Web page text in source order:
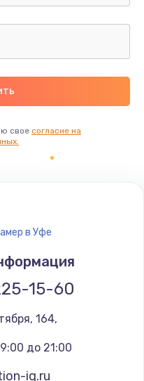
трубки
свое согласие на
в Уфе
15-60
164,
до 21:00
iq.ru